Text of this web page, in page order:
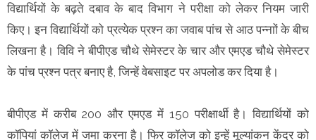
विद्यार्थियों के बढ़ते दबाव के बाद विभाग ने परीक्षा को लेकर नियम जारी
किए। इन विद्यार्थियों को प्रत्येक प्रश्न का जवाब पांच से आठ पन्नाों के बीच
लिखना है। विवि ने बीपीएड चौथे सेमेस्टर के चार और एमएड चौथे सेमेस्टर
के पांच प्रश्न पत्र बनाए है, जिन्हें वेबसाइट पर अपलोड कर दिया है।
बीपीएड में करीब 200 और एमएड में 150 परीक्षार्थी है। विद्यार्थियों को
कॉपियां कॉलेज में जमा करना है। फिर कॉलेज को इन्हें मूल्यांकन केंद्र को